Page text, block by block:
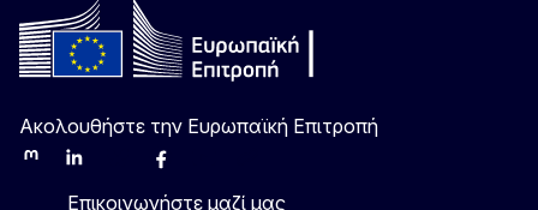
Ακολουθήστε την Ευρωπαϊκή Επιτροπή
MastodonLinkedInBlueskyFacebook
Επικοινωνήστε μαζί μας